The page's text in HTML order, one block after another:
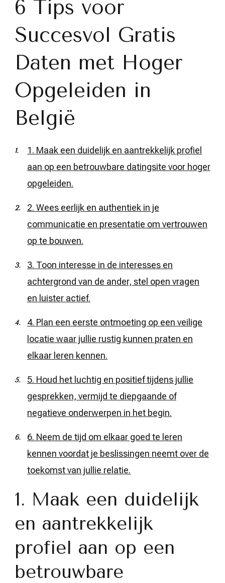
6 Tips voor
Succesvol Gratis
Daten met Hoger
Opgeleiden in
België
1. Maak een duidelijk en aantrekkelijk profiel
aan op een betrouwbare datingsite voor hoger
opgeleiden.
2. Wees eerlijk en authentiek in je
communicatie en presentatie om vertrouwen
op te bouwen.
3. Toon interesse in de interesses en
achtergrond van de ander, stel open vragen
en luister actief.
4. Plan een eerste ontmoeting op een veilige
locatie waar jullie rustig kunnen praten en
elkaar leren kennen.
5. Houd het luchtig en positief tijdens jullie
gesprekken, vermijd te diepgaande of
negatieve onderwerpen in het begin.
6. Neem de tijd om elkaar goed te leren
kennen voordat je beslissingen neemt over de
toekomst van jullie relatie.
1. Maak een duidelijk
en aantrekkelijk
profiel aan op een
betrouwbare